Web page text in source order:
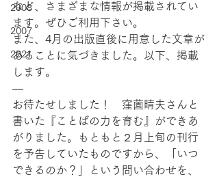
2008
2007
2021
など、さまざまな情報が掲載されてい
ます。ぜひご利用下さい。
また、4月の出版直後に用意した文章が
あることに気づきました。以下、掲載
します。
—
お待たせしました！　窪薗晴夫さんと
書いた『ことばの力を育む』ができあ
がりました。もともと２月上旬の刊行
を予告していたものですから、「いつ
できるのか？」という問い合わせを、